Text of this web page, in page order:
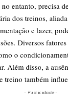
entanto, precisa
dos treinos,
e lazer,
Diversos
o
Além disso, a
treino também
- Publicidade -